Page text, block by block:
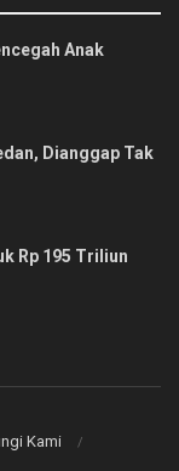
Anak
Dianggap Tak
Rp 195 Triliun
Kami